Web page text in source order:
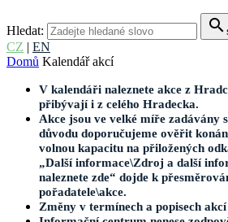
Hledat: search
CZ | EN
Domů Kalendář akcí
V kalendáři naleznete akce z
přibývají i z celého Hradecka.
Akce jsou ve velké míře zadávány
důvodu doporučujeme ověřit
volnou kapacitu na přiložených
„Další informace\Zdroj a další
naleznete zde“ dojde k
pořadatele\akce.
Změny v termínech a popisech